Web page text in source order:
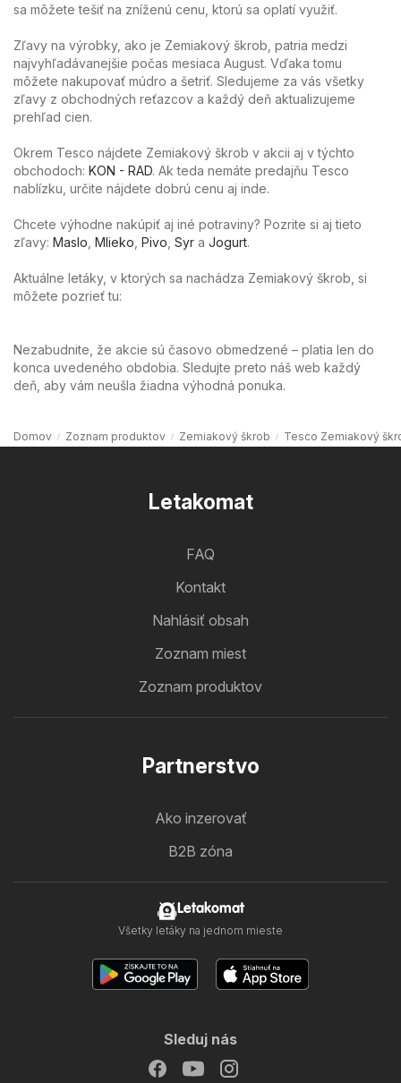
sa môžete tešiť na zníženú cenu, ktorú sa oplatí využiť.
Zľavy na výrobky, ako je Zemiakový škrob, patria medzi
najvyhľadávanejšie počas mesiaca August. Vďaka tomu
môžete nakupovať múdro a šetriť. Sledujeme za vás všetky
zľavy z obchodných reťazcov a každý deň aktualizujeme
prehľad cien.
Okrem Tesco nájdete Zemiakový škrob v akcii aj v týchto
obchodoch: KON - RAD. Ak teda nemáte predajňu Tesco
nablízku, určite nájdete dobrú cenu aj inde.
Chcete výhodne nakúpiť aj iné potraviny? Pozrite si aj tieto
zľavy: Maslo Mlieko Pivo Syr a Jogurt.
Aktuálne letáky, v ktorých sa nachádza Zemiakový škrob, si
môžete pozrieť tu:
Nezabudnite, že akcie sú časovo obmedzené – platia len do
konca uvedeného obdobia. Sledujte preto náš web každý
deň, aby vám neušla žiadna výhodná ponuka.
Domov Zoznam produktov Zemiakový škrob Tesco Zemiakový
Letakomat
FAQ
Kontakt
Nahlásiť obsah
Zoznam miest
Zoznam produktov
Partnerstvo
Ako inzerovať
B2B zóna
Letakomat
Všetky letáky na jednom mieste
Sleduj nás